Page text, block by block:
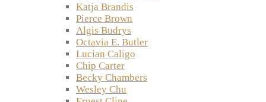
Katja Brandis
Pierce Brown
Algis Budrys
Octavia E. Butler
Lucian Caligo
Chip Carter
Becky Chambers
Wesley Chu